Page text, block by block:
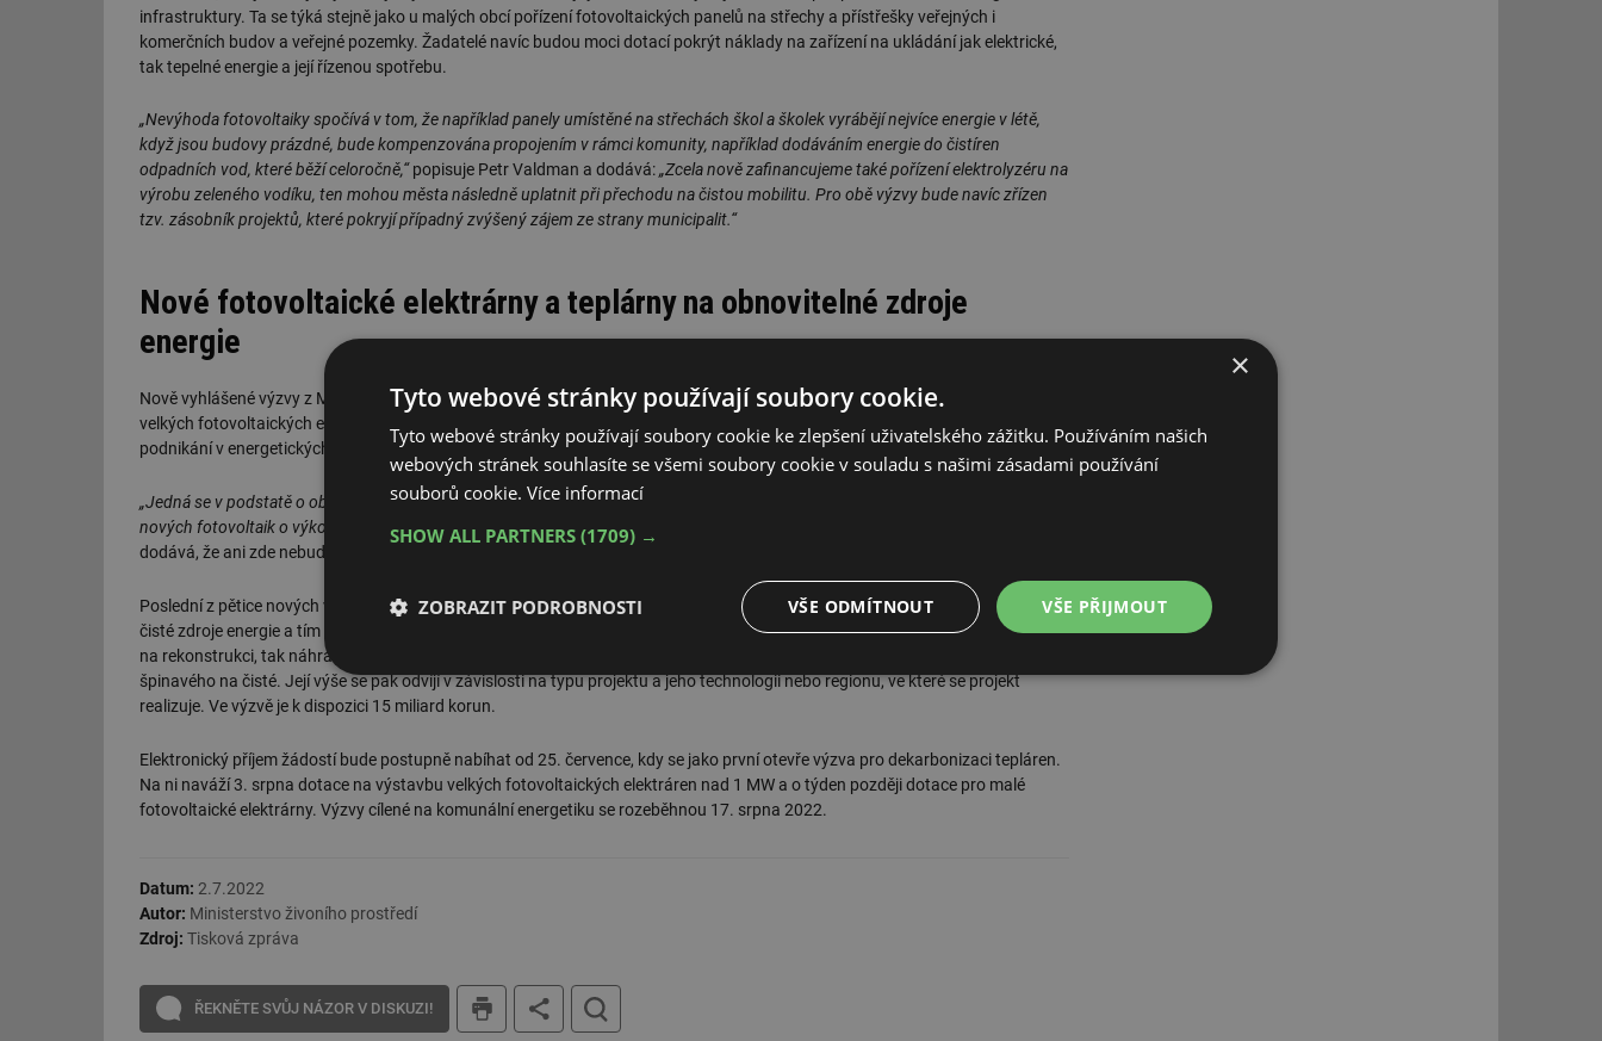
infrastruktury. Ta se týká stejně jako u malých obcí pořízení fotovoltaických panelů na střechy a přístřešky veřejných i
komerčních budov a veřejné pozemky. Žadatelé navíc budou moci dotací pokrýt náklady na zařízení na ukládání jak elektrické,
tak tepelné energie a její řízenou spotřebu.
„Nevýhoda fotovoltaiky spočívá v tom, že například panely umístěné na střechách škol a školek vyrábějí nejvíce energie v létě,
když jsou budovy prázdné, bude kompenzována propojením v rámci komunity, například dodáváním energie do čistíren
odpadních vod, které běží celoročně,“popisuje Petr Valdman a dodává:„Zcela nově zafinancujeme také pořízení elektrolyzéru na
výrobu zeleného vodíku, ten mohou města následně uplatnit při přechodu na čistou mobilitu. Pro obě výzvy bude navíc zřízen
tzv. zásobník projektů, které pokryjí případný zvýšený zájem ze strany municipalit.“
Nové fotovoltaické elektrárny a teplárny na obnovitelné zdroje
energie
Nově vyhlášené výzvy z Modernizačního fondu necílí jen na veřejný sektor, pokračovat bude i podpora malých (do 1 MW) a
velkých fotovoltaických elektráren (nad 1 MW), kde se o dotace mohou ucházet stávající nebo budoucí držitelé licence pro
podnikání v energetických odvětvích (výroba elektřiny) a společenství pro obnovitelné zdroje.
„Jedná se v podstatě o obdobu výzev, které běžely v loňském roce, a byl o ně veliký zájem. Podpořili jsme již na 200 projektů
nových fotovoltaik o výkonu 622,4 MW. V navazujících výzvách nabídneme dalších 7 miliard,“
dodává, že ani zde nebude chybět možnost získat dotaci na vodíkový elektrolyzér.
Poslední z pětice nových výzev je vyhlášená v programu HEAT. Z ní mohou vlastníci tepláren získat podporu na přechod na
čisté zdroje energie a tím si tak snížit vysoké výdaje, které povinně odvádí za emisní povolenky. Finance bude možné čerpat jak
na rekonstrukci, tak náhradu starého zdroje za nový, v obou případech je podmínkou, že musí dojít ke změně paliva ze
špinavého na čisté. Její výše se pak odvíjí v závislosti na typu projektu a jeho technologii nebo regionu, ve které se projekt
realizuje. Ve výzvě je k dispozici 15 miliard korun.
Elektronický příjem žádostí bude postupně nabíhat od 25. července, kdy se jako první otevře výzva pro dekarbonizaci tepláren.
Na ni naváží 3. srpna dotace na výstavbu velkých fotovoltaických elektráren nad 1 MW a o týden později dotace pro malé
fotovoltaické elektrárny. Výzvy cílené na komunální energetiku se rozeběhnou 17. srpna 2022.
Datum: 2.7.2022
Autor: Ministerstvo živoního prostředí
Zdroj: Tisková zpráva
ŘEKNĚTE SVŮJ NÁZOR V DISKUZI!
tisk
×
Tyto webové stránky používají soubory cookie.
Tyto webové stránky používají soubory cookie ke zlepšení uživatelského zážitku. Používáním našich
webových stránek souhlasíte se všemi soubory cookie v souladu s našimi zásadami používání
souborů cookie. Více informací
SHOW ALL PARTNERS (1709) →
VŠE PŘIJMOUT
VŠE ODMÍTNOUT
ZOBRAZIT PODROBNOSTI
Nezbytně nutné
soubory
Výkonové
Soubory cílení Funkční soubory
Nezařazené
Nezbytně nutné soubory cookie umožňují základní funkce webových stránek, jako je přihlášení uživatele a správa účtu. Webové
Doména
g_state
info.cz